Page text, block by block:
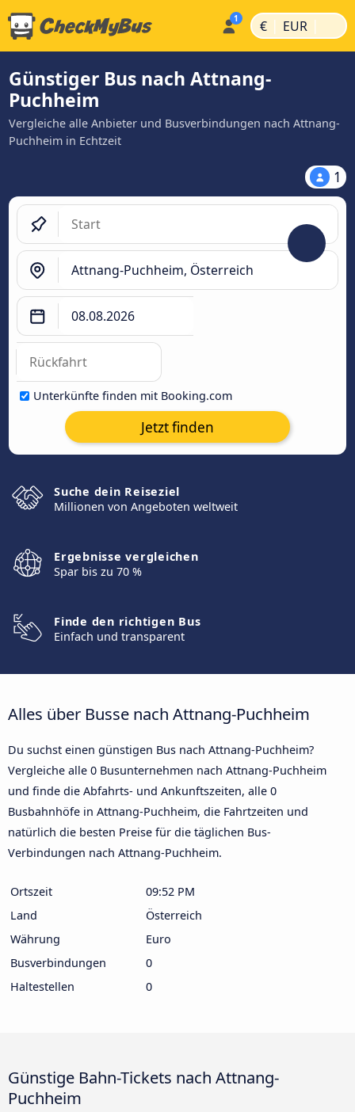
€ | EUR |
Günstiger Bus nach Attnang-
Puchheim
Vergleiche alle Anbieter und Busverbindungen nach Attnang-
Puchheim in Echtzeit
1
Unterkünfte finden mit Booking.com
Jetzt finden
Suche dein Reiseziel
Millionen von Angeboten weltweit
Ergebnisse vergleichen
Spar bis zu 70 %
Finde den richtigen Bus
Einfach und transparent
Alles über Busse nach Attnang-Puchheim
Du suchst einen günstigen Bus nach Attnang-Puchheim?
Vergleiche alle 0 Busunternehmen nach Attnang-Puchheim
und finde die Abfahrts- und Ankunftszeiten, alle 0
Busbahnhöfe in Attnang-Puchheim, die Fahrtzeiten und
natürlich die besten Preise für die täglichen Bus-
Verbindungen nach Attnang-Puchheim.
Ortszeit
09:52 PM
Land
Österreich
Währung
Euro
Busverbindungen
0
Haltestellen
0
Günstige Bahn-Tickets nach Attnang-
Puchheim